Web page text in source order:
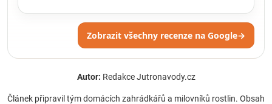
Zobrazit všechny recenze na Google→
Autor: Redakce Jutronavody.cz
Článek připravil tým domácích zahrádkářů a milovníků rostlin. Obsah